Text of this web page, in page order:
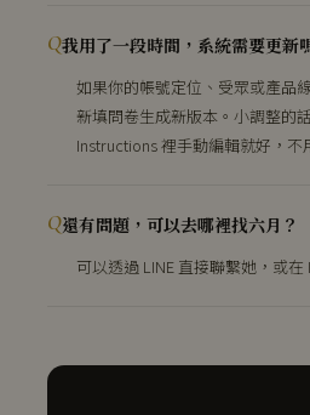
我用了一段時間，系統需要更新
如果你的帳號定位、受眾或產品
新填問卷生成新版本。小調整的
Instructions 裡手動編輯就好，不
還有問題，可以去哪裡找六月？
可以透過 LINE 直接聯繫她，或在